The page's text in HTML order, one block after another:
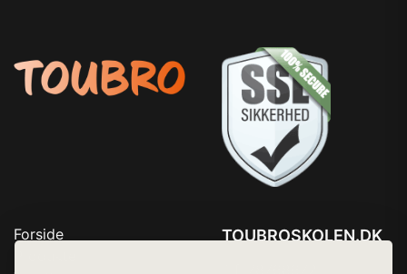
Forside
TOUBROSKOLEN.DK